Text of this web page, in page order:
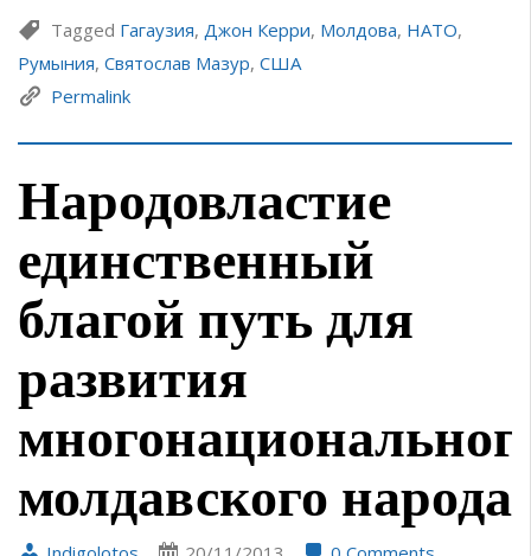
Tagged Гагаузия, Джон Керри, Молдова, НАТО,
Румыния, Святослав Мазур, США
Permalink
Народовластие
единственный
благой путь для
развития
молдавского народа